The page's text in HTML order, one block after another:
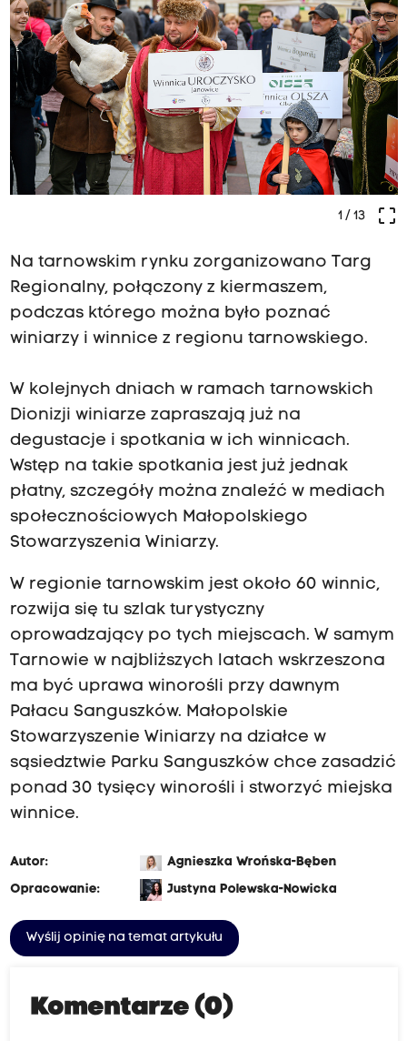
crop_free
1/ 13
Na tarnowskim rynku zorganizowano Targ
Regionalny, połączony z kiermaszem,
podczas którego można było poznać
winiarzy i winnice z regionu tarnowskiego.
W kolejnych dniach w ramach tarnowskich
Dionizji winiarze zapraszają już na
degustacje i spotkania w ich winnicach.
Wstęp na takie spotkania jest już jednak
płatny, szczegóły można znaleźć w mediach
społecznościowych Małopolskiego
Stowarzyszenia Winiarzy.
W regionie tarnowskim jest około 60 winnic,
rozwija się tu szlak turystyczny
oprowadzający po tych miejscach. W samym
Tarnowie w najbliższych latach wskrzeszona
ma być uprawa winorośli przy dawnym
Pałacu Sanguszków. Małopolskie
Stowarzyszenie Winiarzy na działce w
sąsiedztwie Parku Sanguszków chce zasadzić
ponad 30 tysięcy winorośli i stworzyć miejska
winnice.
Autor:
Agnieszka Wrońska-Bęben
Opracowanie:
Justyna Polewska-Nowicka
Wyślij opinię na temat artykułu
Komentarze (0)